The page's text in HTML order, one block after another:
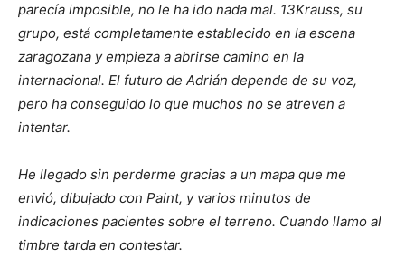
parecía imposible, no le ha ido nada mal. 13Krauss, su
grupo, está completamente establecido en la escena
zaragozana y empieza a abrirse camino en la
internacional. El futuro de Adrián depende de su voz,
pero ha conseguido lo que muchos no se atreven a
intentar.
He llegado sin perderme gracias a un mapa que me
envió, dibujado con Paint, y varios minutos de
indicaciones pacientes sobre el terreno. Cuando llamo al
timbre tarda en contestar.